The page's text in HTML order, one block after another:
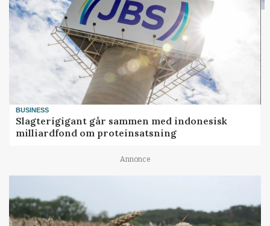
BUSINESS
Slagterigigant går sammen med indonesisk
milliardfond om proteinsatsning
Annonce